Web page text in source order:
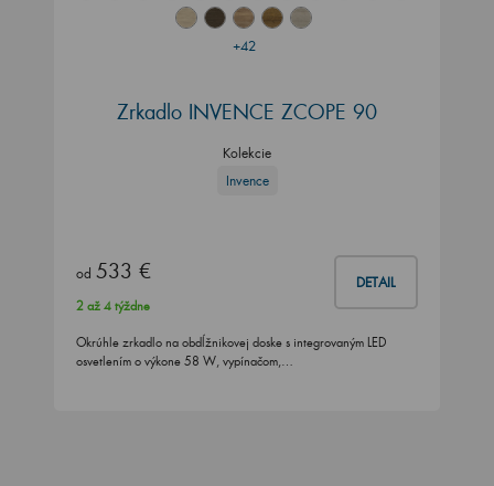
+42
Zrkadlo INVENCE ZCOPE 90
Kolekcie
Invence
od 533 € DETAIL
2 až 4 týždne
Okrúhle zrkadlo na obdĺžnikovej doske s integrovaným LED
osvetlením o výkone 58 W, vypínačom,…